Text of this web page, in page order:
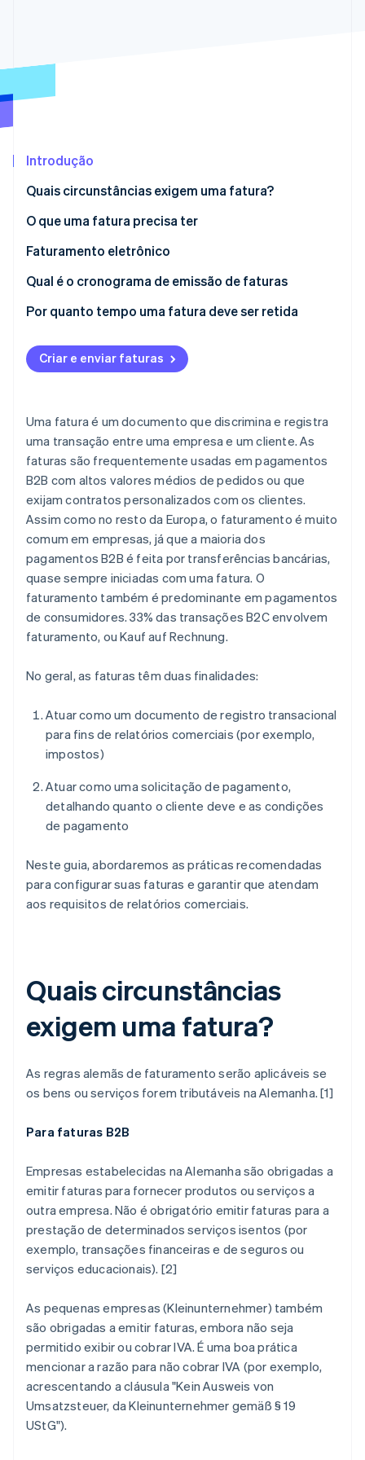
Introdução
Quais circunstâncias exigem uma fatura?
O que uma fatura precisa ter
Faturamento eletrônico
Qual é o cronograma de emissão de faturas
Por quanto tempo uma fatura deve ser retida
Criar e enviar faturas
Uma fatura é um documento que discrimina e registra
uma transação entre uma empresa e um cliente. As
faturas são frequentemente usadas em pagamentos
B2B com altos valores médios de pedidos ou que
exijam contratos personalizados com os clientes.
Assim como no resto da Europa, o faturamento é muito
comum em empresas, já que a maioria dos
pagamentos B2B é feita por transferências bancárias,
quase sempre iniciadas com uma fatura. O
faturamento também é predominante em pagamentos
de consumidores. 33% das transações B2C envolvem
faturamento, ouKauf auf Rechnung.
No geral, as faturas têm duas finalidades:
Atuar como um documento de registro transacional
para fins de relatórios comerciais (por exemplo,
impostos)
Atuar como uma solicitação de pagamento,
detalhando quanto o cliente deve e as condições
de pagamento
Neste guia, abordaremos as práticas recomendadas
para configurar suas faturas e garantir que atendam
aos requisitos de relatórios comerciais.
Quais circunstâncias
exigem uma fatura?
As regras alemãs de faturamento serão aplicáveis se
os bens ou serviços forem tributáveis na Alemanha. [1]
Para faturas B2B
Empresas estabelecidas na Alemanha são obrigadas a
emitir faturas para fornecer produtos ou serviços a
outra empresa. Não é obrigatório emitir faturas para a
prestação de determinados serviços isentos (por
exemplo, transações financeiras e de seguros ou
serviços educacionais). [2]
As pequenas empresas (Kleinunternehmer) também
são obrigadas a emitir faturas, embora não seja
permitido exibir ou cobrar IVA. É uma boa prática
mencionar a razão para não cobrar IVA (por exemplo,
acrescentando a cláusula "Kein Ausweis von
Umsatzsteuer, da Kleinunternehmer gemäß § 19
UStG").